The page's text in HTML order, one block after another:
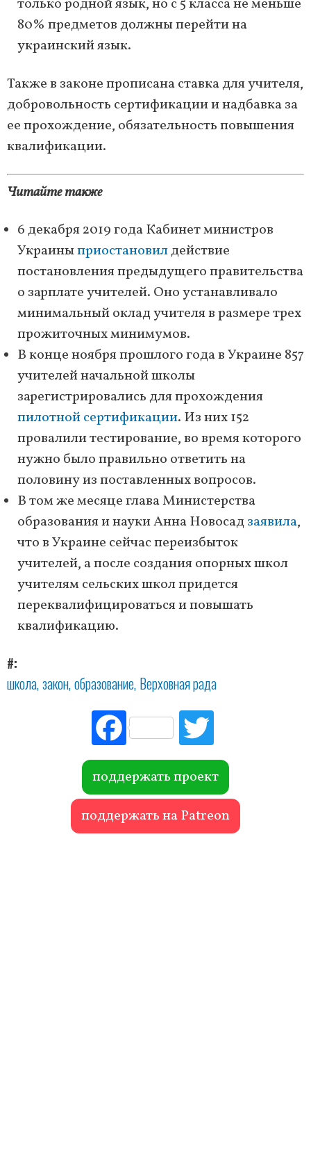
только родной язык, но с 5 класса не меньше
80% предметов должны перейти на
украинский язык.
Также в законе прописана ставка для учителя,
добровольность сертификации и надбавка за
ее прохождение, обязательность повышения
квалификации.
Читайте также
6 декабря 2019 года Кабинет министров
Украиныприостановилдействие
постановления предыдущего правительства
о зарплате учителей. Оно устанавливало
минимальный оклад учителя в размере трех
прожиточных минимумов.
В конце ноября прошлого года в Украине 857
учителей начальной школы
зарегистрировались для прохождения
пилотной сертификации. Из них 152
провалили тестирование, во время которого
нужно было правильно ответить на
половину из поставленных вопросов.
В том же месяце глава Министерства
образования и науки Анна Новосадзаявила,
что в Украине сейчас переизбыток
учителей, а после создания опорных школ
учителям сельских школ придется
переквалифицироваться и повышать
квалификацию.
#
школа закон образование Верховная рада
Fac
ebo
ok r
поддержать проект
поддержать на Patreon